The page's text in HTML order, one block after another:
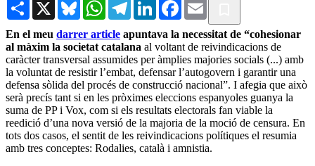
En el meu darrer article apuntava la necessitat de “cohesionar
al màxim la societat catalana al voltant de reivindicacions de
caràcter transversal assumides per àmplies majories socials (...) amb
la voluntat de resistir l’embat, defensar l’autogovern i garantir una
defensa sòlida del procés de construcció nacional”. I afegia que això
serà precís tant si en les pròximes eleccions espanyoles guanya la
suma de PP i Vox, com si els resultats electorals fan viable la
reedició d’una nova versió de la majoria de la moció de censura. En
tots dos casos, el sentit de les reivindicacions polítiques el resumia
amb tres conceptes: Rodalies, català i amnistia.